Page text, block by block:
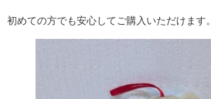
初めての方でも安心してご購入いただけます。